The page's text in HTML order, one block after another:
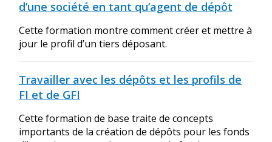
d’une société en tant qu’agent de dépôt
Cette formation montre comment créer et mettre à
jour le profil d’un tiers déposant.
Travailler avec les dépôts et les profils de
FI et de GFI
Cette formation de base traite de concepts
importants de la création de dépôts pour les fonds